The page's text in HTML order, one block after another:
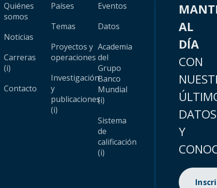
Quiénes
somos
Noticias
Carreras
(i)
Contacto
Países
Temas
Proyectos y
operaciones
Investigación
y
publicaciones
(i)
Eventos
Datos
Academia
del
Grupo
Banco
Mundial
(i)
Sistema
de
calificación
(i)
AL
DÍA
CON
DATOS
Y